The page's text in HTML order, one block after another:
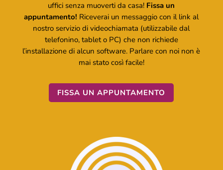
uffici senza muoverti da casa! Fissa un
appuntamento! Riceverai un messaggio con il link al
nostro servizio di videochiamata (utilizzabile dal
telefonino, tablet o PC) che non richiede
l’installazione di alcun software. Parlare con noi non è
mai stato così facile!
FISSA UN APPUNTAMENTO